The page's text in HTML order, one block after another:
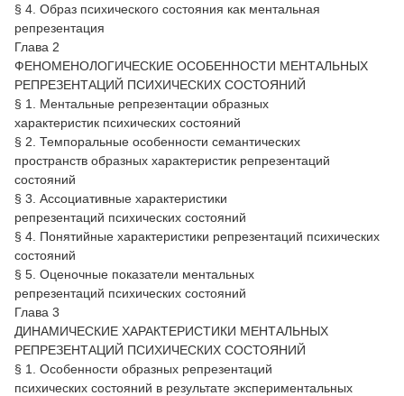
§ 4. Образ психического состояния как ментальная
репрезентация
Глава 2
ФЕНОМЕНОЛОГИЧЕСКИЕ ОСОБЕННОСТИ МЕНТАЛЬНЫХ
РЕПРЕЗЕНТАЦИЙ ПСИХИЧЕСКИХ СОСТОЯНИЙ
§ 1. Ментальные репрезентации образных
характеристик психических состояний
§ 2. Темпоральные особенности семантических
пространств образных характеристик репрезентаций
состояний
§ 3. Ассоциативные характеристики
репрезентаций психических состояний
§ 4. Понятийные характеристики репрезентаций психических
состояний
§ 5. Оценочные показатели ментальных
репрезентаций психических состояний
Глава 3
ДИНАМИЧЕСКИЕ ХАРАКТЕРИСТИКИ МЕНТАЛЬНЫХ
РЕПРЕЗЕНТАЦИЙ ПСИХИЧЕСКИХ СОСТОЯНИЙ
§ 1. Особенности образных репрезентаций
психических состояний в результате экспериментальных